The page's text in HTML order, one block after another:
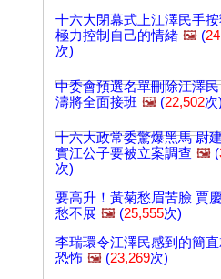
十六大閉幕式上江澤民手
極力控制自己的情緒 🖼️ (
次)
中委會預選名單刪除江澤
濤將全面接班 🖼️ (22,502次)
十六大政常委驚爆黑馬 尉
實江公子要被立案調查 🖼️ (
次)
要高升！黃菊愁眉苦臉 賈
愁不展 🖼️ (25,555次)
李瑞環令江澤民感到的簡
恐怖 🖼️ (23,269次)